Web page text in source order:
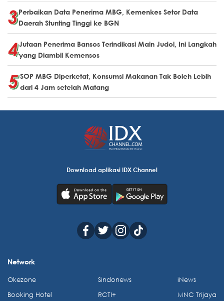
Perbaikan Data Penerima MBG, Kemenkes Setor Data
Daerah Stunting Tinggi ke BGN
Jutaan Penerima Bansos Terindikasi Main Judol, Ini Langkah
yang Diambil Kemensos
SOP MBG Diperketat, Konsumsi Makanan Tak Boleh Lebih
dari 4 Jam setelah Matang
Download aplikasi IDX Channel
Network
Okezone
Booking Hotel
Sindonews
RCTI+
iNews
MNC Trijaya